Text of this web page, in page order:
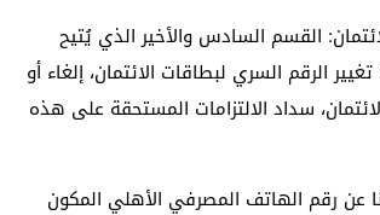
القسم السادس والأخير الذي يُتيح
الرقم السري لبطاقات الائتمان، إلغاء أو
سداد الالتزامات المستحقة على هذه
عن رقم الهاتف المصرفي الأهلي المكون